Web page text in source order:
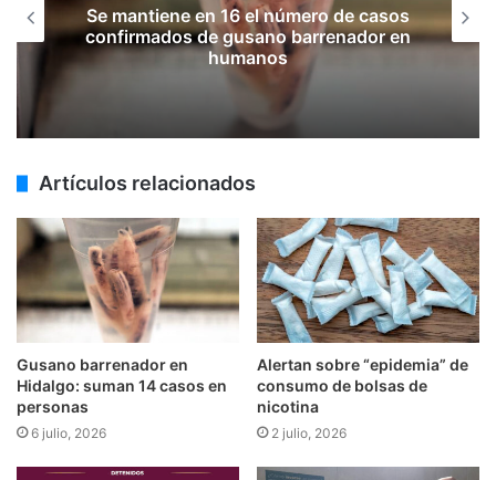
Se mantiene en 16 el número de casos
confirmados de gusano barrenador en
humanos
Artículos relacionados
Gusano barrenador en
Hidalgo: suman 14 casos en
personas
6 julio, 2026
Alertan sobre “epidemia” de
consumo de bolsas de
nicotina
2 julio, 2026